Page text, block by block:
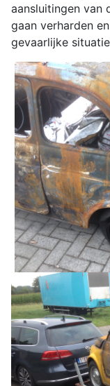
aansluitingen van
gaan verharden
gevaarlijke